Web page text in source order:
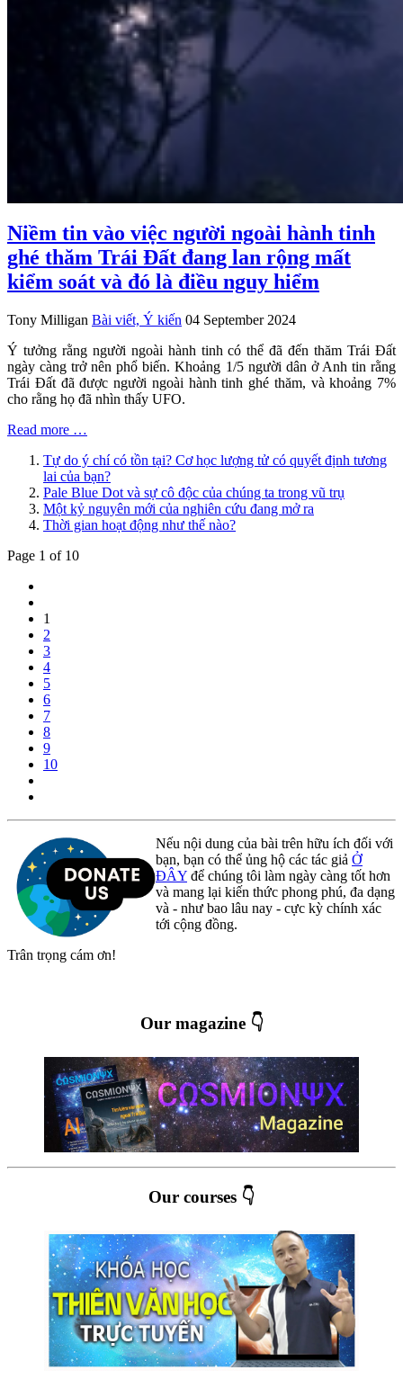
Niềm tin vào việc người ngoài hành tinh
ghé thăm Trái Đất đang lan rộng mất
kiểm soát và đó là điều nguy hiểm
Tony Milligan Bài viết, Ý kiến 04 September 2024
Ý tưởng rằng người ngoài hành tinh có thể đã đến thăm Trái Đất
ngày càng trở nên phổ biến. Khoảng 1/5 người dân ở Anh tin rằng
Trái Đất đã được người ngoài hành tinh ghé thăm, và khoảng 7%
cho rằng họ đã nhìn thấy UFO.
Read more …
Tự do ý chí có tồn tại? Cơ học lượng tử có quyết định tương
lai của bạn?
Pale Blue Dot và sự cô độc của chúng ta trong vũ trụ
Một kỷ nguyên mới của nghiên cứu đang mở ra
Thời gian hoạt động như thế nào?
Page 1 of 10
1
2
3
4
5
6
7
8
9
10
Nếu nội dung của bài trên hữu ích đối với
bạn, bạn có thể ủng hộ các tác giả Ở
ĐÂY để chúng tôi làm ngày càng tốt hơn
và mang lại kiến thức phong phú, đa dạng
và - như bao lâu nay - cực kỳ chính xác
tới cộng đồng.
Trân trọng cám ơn!
Our magazine 👇
Our courses 👇